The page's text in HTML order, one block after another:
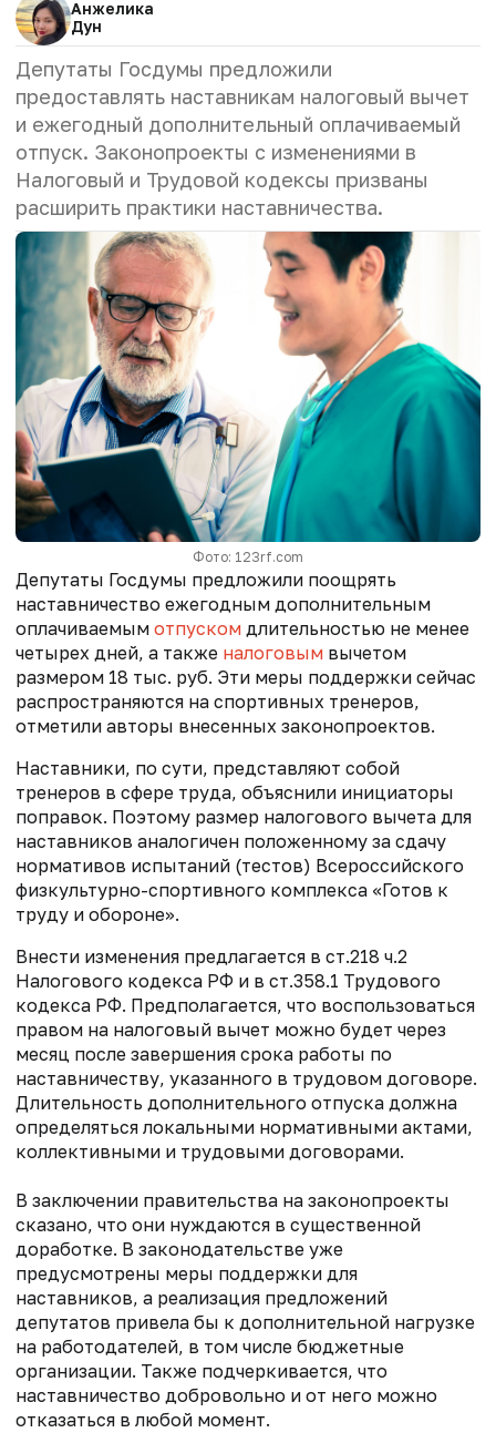
Анжелика
Дун
Депутаты Госдумы предложили
предоставлять наставникам налоговый вычет
и ежегодный дополнительный оплачиваемый
отпуск. Законопроекты с изменениями в
Налоговый и Трудовой кодексы призваны
расширить практики наставничества.
Фото: 123rf.com
Депутаты Госдумы предложили поощрять
наставничество ежегодным дополнительным
оплачиваемым отпуском длительностью не менее
четырех дней, а также налоговым вычетом
размером 18 тыс. руб. Эти меры поддержки сейчас
распространяются на спортивных тренеров,
отметили авторы внесенных законопроектов.
Наставники, по сути, представляют собой
тренеров в сфере труда, объяснили инициаторы
поправок. Поэтому размер налогового вычета для
наставников аналогичен положенному за сдачу
нормативов испытаний (тестов) Всероссийского
физкультурно-спортивного комплекса «Готов к
труду и обороне».
Внести изменения предлагается в ст.218 ч.2
Налогового кодекса РФ и в ст.358.1 Трудового
кодекса РФ. Предполагается, что воспользоваться
правом на налоговый вычет можно будет через
месяц после завершения срока работы по
наставничеству, указанного в трудовом договоре.
Длительность дополнительного отпуска должна
определяться локальными нормативными актами,
коллективными и трудовыми договорами.
В заключении правительства на законопроекты
сказано, что они нуждаются в существенной
доработке. В законодательстве уже
предусмотрены меры поддержки для
наставников, а реализация предложений
депутатов привела бы к дополнительной нагрузке
на работодателей, в том числе бюджетные
организации. Также подчеркивается, что
наставничество добровольно и от него можно
отказаться в любой момент.